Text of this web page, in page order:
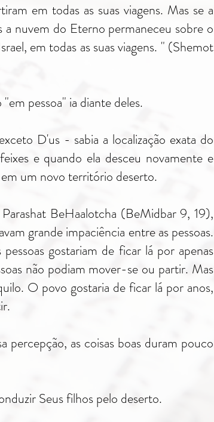
em todas as suas viagens. Mas se a
a nuvem do Eterno permaneceu sobre o
em todas as suas viagens. " (Shemot
pessoa" ia diante deles.
D'us - sabia a localização exata do
e quando ela desceu novamente e
em um novo território deserto.
BeHaalotcha (BeMidbar 9, 19),
grande impaciência entre as pessoas.
gostariam de ficar lá por apenas
não podiam mover-se ou partir. Mas
O povo gostaria de ficar lá por anos,
as coisas boas duram pouco
Seus filhos pelo deserto.